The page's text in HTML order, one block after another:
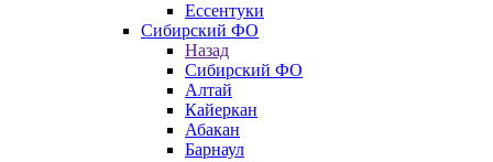
Ессентуки
Сибирский ФО
Назад
Сибирский ФО
Алтай
Кайеркан
Абакан
Барнаул